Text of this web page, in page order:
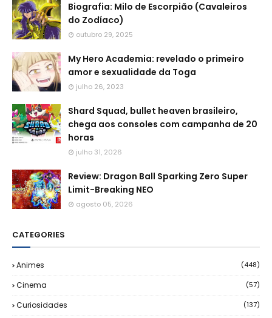
Biografia: Milo de Escorpião (Cavaleiros
do Zodíaco)
outubro 29, 2025
My Hero Academia: revelado o primeiro
amor e sexualidade da Toga
julho 26, 2023
Shard Squad, bullet heaven brasileiro,
chega aos consoles com campanha de 20
horas
julho 31, 2026
Review: Dragon Ball Sparking Zero Super
Limit-Breaking NEO
agosto 05, 2026
CATEGORIES
Animes (448)
Cinema (57)
Curiosidades (137)